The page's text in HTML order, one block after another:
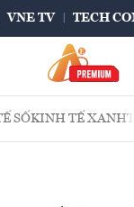
VNE TV TECH
SỐKINH TẾ XANH